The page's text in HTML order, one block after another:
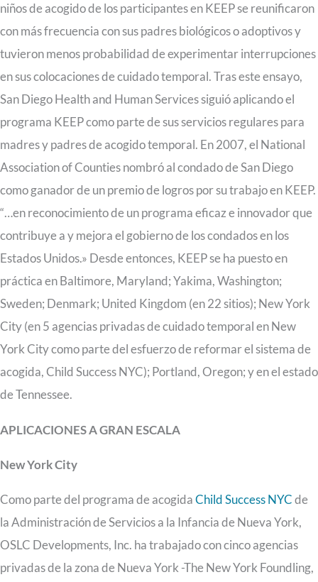
niños de acogido de los participantes en KEEP se reunificaron
con más frecuencia con sus padres biológicos o adoptivos y
tuvieron menos probabilidad de experimentar interrupciones
en sus colocaciones de cuidado temporal. Tras este ensayo,
San Diego Health and Human Services siguió aplicando el
programa KEEP como parte de sus servicios regulares para
madres y padres de acogido temporal. En 2007, el National
Association of Counties nombró al condado de San Diego
como ganador de un premio de logros por su trabajo en KEEP.
“…en reconocimiento de un programa eficaz e innovador que
contribuye a y mejora el gobierno de los condados en los
Estados Unidos.» Desde entonces, KEEP se ha puesto en
práctica en Baltimore, Maryland; Yakima, Washington;
Sweden; Denmark; United Kingdom (en 22 sitios); New York
City (en 5 agencias privadas de cuidado temporal en New
York City como parte del esfuerzo de reformar el sistema de
acogida, Child Success NYC); Portland, Oregon; y en el estado
de Tennessee.
APLICACIONES A GRAN ESCALA
New York City
Como parte del programa de acogidaChild Success NYCde
la Administración de Servicios a la Infancia de Nueva York,
OSLC Developments, Inc. ha trabajado con cinco agencias
privadas de la zona de Nueva York -The New York Foundling,